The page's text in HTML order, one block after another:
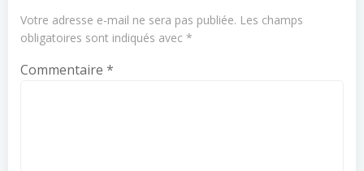
Votre adresse e-mail ne sera pas publiée. Les champs
obligatoires sont indiqués avec *
Commentaire *